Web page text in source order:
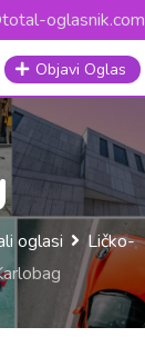
oglasnik.com
Objavi Oglas
oglasi
Ličko-